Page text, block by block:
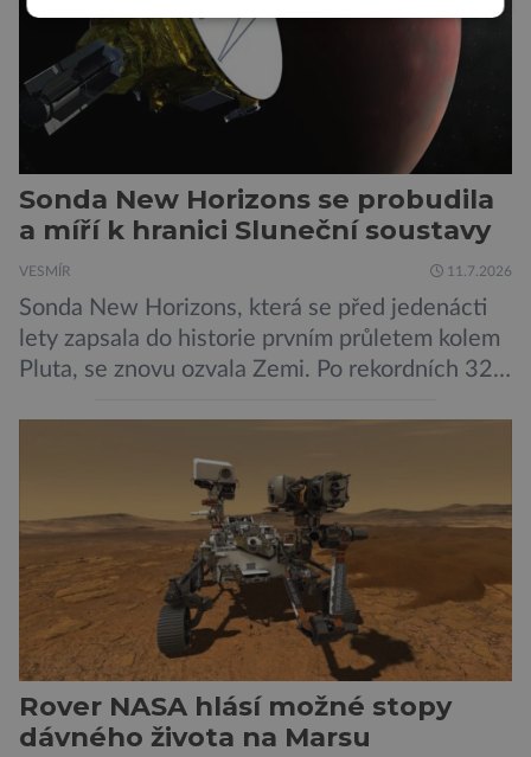
kybernetické útoky […]
Sonda New Horizons se probudila
a míří k hranici Sluneční soustavy
VESMÍR 11.7.2026
Sonda New Horizons, která se před jedenácti
lety zapsala do historie prvním průletem kolem
Pluta, se znovu ozvala Zemi. Po rekordních 321
podle NASA je ve výtečném stavu. Nyní ji čeká
další etapa její mise, jejíž ambicí je přinést
dosud nejpodrobnější […]
Rover NASA hlásí možné stopy
dávného života na Marsu